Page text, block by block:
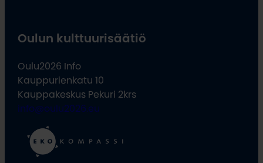
Oulun kulttuurisäätiö
Oulu2026 Info
Kauppurienkatu 10
Kauppakeskus Pekuri 2krs
info@oulu2026.eu